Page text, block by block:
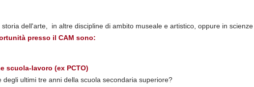
storia dell'arte, in altre discipline di ambito museale e artistico, oppure in scienze
presso il CAM sono:
scuola-lavoro (ex PCTO)
degli ultimi tre anni della scuola secondaria superiore?